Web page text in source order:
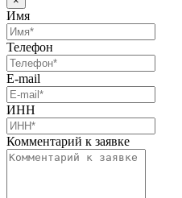
Имя
Телефон
E-mail
ИНН
Комментарий к заявке